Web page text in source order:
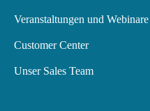
Veranstaltungen und Webinare
Customer Center
Unser Sales Team